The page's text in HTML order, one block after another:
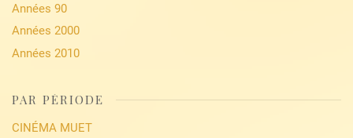
Années 90
Années 2000
Années 2010
PAR PÉRIODE
CINÉMA MUET